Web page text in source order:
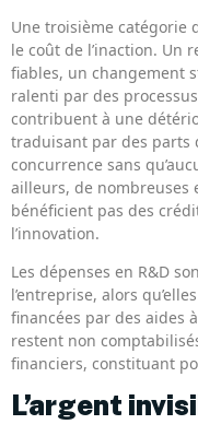
Une troisième catégorie
le coût de l’inaction. Un
fiables, un changement
ralenti par des
contribuent à une
traduisant par des parts
concurrence sans
ailleurs, de nombreuses
bénéficient pas des
l’innovation.
Les dépenses en R&D
l’entreprise, alors
financées par des aides
restent non
financiers, constituant
L’argent